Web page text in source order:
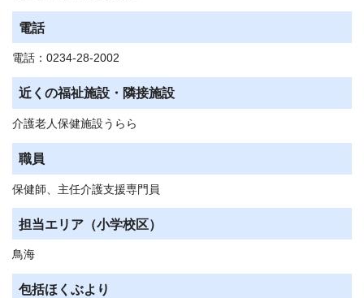
電話
電話：0234-28-2002
近くの福祉施設・隣接施設
介護老人保健施設うらら
職員
保健師、主任介護支援専門員
担当エリア（小学校区）
鳥海
包括ほくぶより